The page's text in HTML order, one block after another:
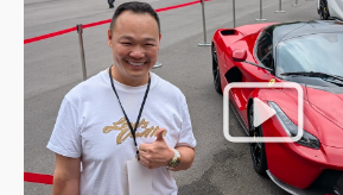
車，引擎發出低沉轟鳴巨響，十分